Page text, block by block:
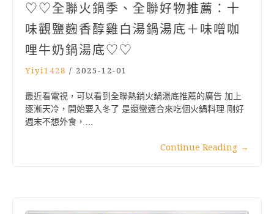
♡♡全聯火鍋季、全聯好物推薦：十
味觀鹽麴香醇雞白湯鍋湯底＋味噌咖
哩牛奶鍋湯底♡♡
Yiyi1428 / 2025-12-01
最近看電視，可以看到全聯熱銷火鍋湯底推薦的廣告 加上
逐漸天冷，開始要入冬了 是還蠻適合來吃個火鍋料理 剛好
週末不想外食，…
Continue Reading →